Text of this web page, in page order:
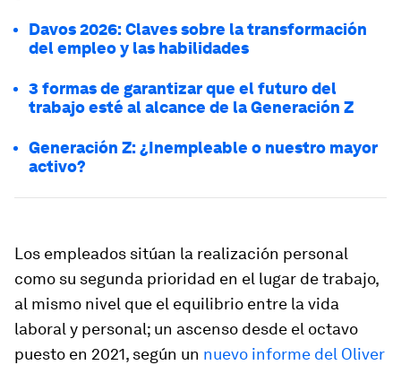
Davos 2026: Claves sobre la transformación
del empleo y las habilidades
3 formas de garantizar que el futuro del
trabajo esté al alcance de la Generación Z
Generación Z: ¿Inempleable o nuestro mayor
activo?
Los empleados sitúan la realización personal
como su segunda prioridad en el lugar de trabajo,
al mismo nivel que el equilibrio entre la vida
laboral y personal; un ascenso desde el octavo
puesto en 2021, según un nuevo informe del Oliver